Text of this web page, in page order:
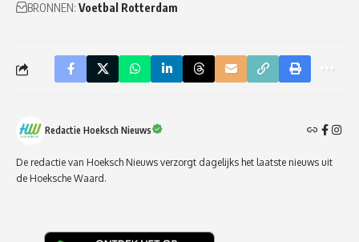
BRONNEN: Voetbal Rotterdam
Redactie Hoeksch Nieuws
De redactie van Hoeksch Nieuws verzorgt dagelijks het laatste nieuws uit
de Hoeksche Waard.